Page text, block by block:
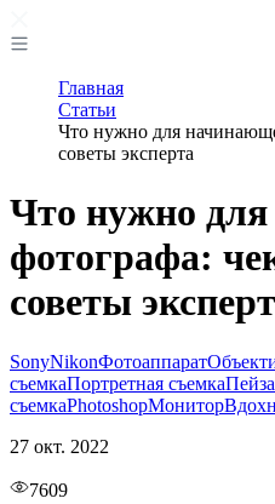
Главная
Статьи
Что нужно для
советы эксперта
Что нужно
фотографа:
советы
SonyNikonФотоаппарат
съемкаПортретная съемка
съемкаPhotoshopМонитор
27 окт. 2022
7609